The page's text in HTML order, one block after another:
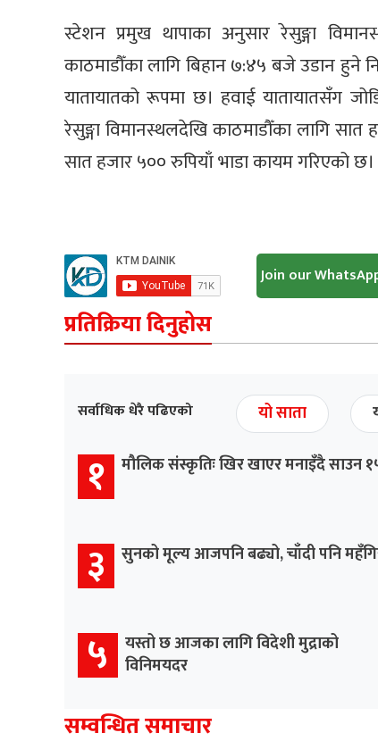
स्टेशन प्रमुख थापाका अनुसार रेसुङ्गा
काठमाडौँका लागि बिहान ७:४५ बजे उडान हुने
यातायातको रूपमा छ। हवाई यातायातसँग
रेसुङ्गा विमानस्थलदेखि काठमाडौँका लागि सात
सात हजार ५०० रुपियाँ भाडा कायम गरिएको छ।
Join our
प्रतिक्रिया दिनुहोस
सर्वाधिक धेरै पढिएको यो साता
१ मौलिक संस्कृतिः खिर खाएर मनाइँदै साउन
३ सुनको मूल्य आजपनि बढ्यो, चाँदी पनि
५ यस्तो छ आजका लागि विदेशी मुद्राको
विनिमयदर
सम्वन्धित समाचार